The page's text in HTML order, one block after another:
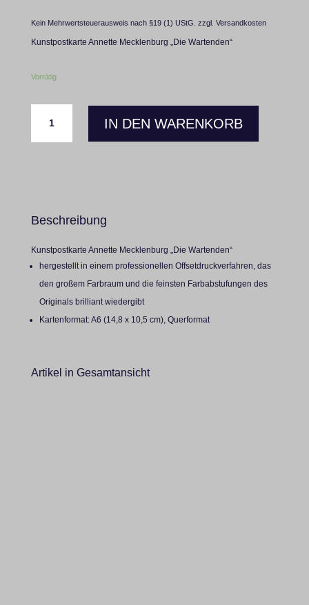
Kein Mehrwertsteuerausweis nach §19 (1) UStG. zzgl. Versandkosten
Kunstpostkarte Annette Mecklenburg „Die Wartenden“
Vorrätig
IN DEN WARENKORB
Beschreibung
Kunstpostkarte Annette Mecklenburg „Die Wartenden“
hergestellt in einem professionellen Offsetdruckverfahren, das
den großem Farbraum und die feinsten Farbabstufungen des
Originals brilliant wiedergibt
Kartenformat: A6 (14,8 x 10,5 cm), Querformat
Artikel in Gesamtansicht